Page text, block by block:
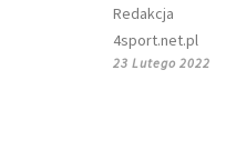
Redakcja
4sport.net.pl
23 Lutego 2022